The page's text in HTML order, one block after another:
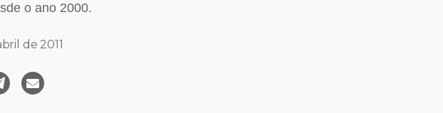
o ano 2000.
de 2011